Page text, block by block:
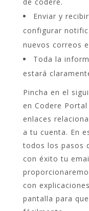
Enviar y
configurar
nuevos correos
Toda la
estará
Pincha en el
en Codere
enlaces
a tu cuenta. En
todos los pasos
con éxito tu
con
pantalla para